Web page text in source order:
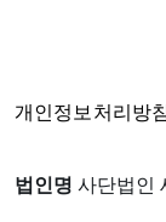
개인정보처리방
법인명 사단법인